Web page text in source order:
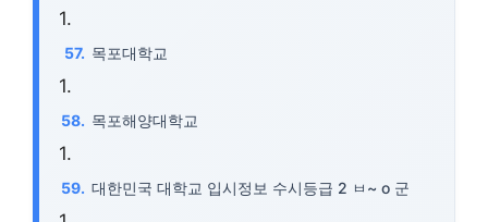
목포대학교
목포해양대학교
대한민국 대학교 입시정보 수시등급 2 ㅂ~ o 군